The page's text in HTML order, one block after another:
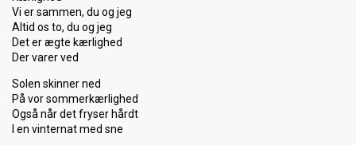
Vi er sammen, du og jeg
Altid os to, du og jeg
Det er ægte kærlighed
Der varer ved
Solen skinner ned
På vor sommerkærlighed
Også når det fryser hårdt
I en vinternat med sne